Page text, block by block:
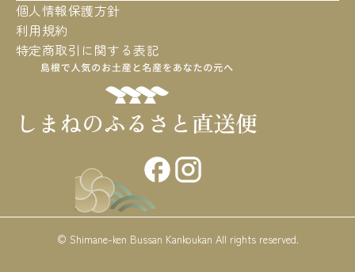
個人情報保護方針
利用規約
特定商取引に関する表記
© Shimane-ken Bussan Kankoukan All rights reserved.